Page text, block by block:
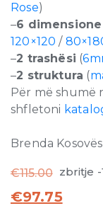
Rose)
–6 dimensione
120×120/
–2 trashësi (
–2 struktura (
Për më shumë
shfletoni
Brenda
€115.00 zbritje -
€97.75